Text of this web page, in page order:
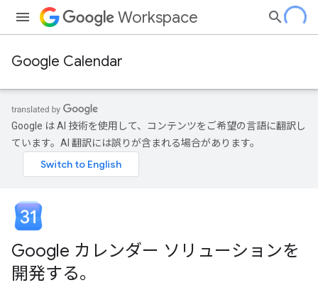
Workspace
Google Calendar
Google は AI 技術を使用して、コンテンツをご希望の言語に翻訳し
ています。AI 翻訳には誤りが含まれる場合があります。
Google カレンダー ソリューションを
開発する。